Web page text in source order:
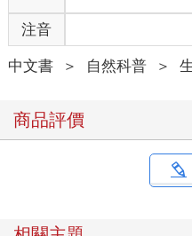
的食物來源，主要是人類和其
以及我們鞋底的髒污，或者從
這個龐大的微生物王國。
從這個角度看來，將自己的
體，它們以此為家，是我們健
「向你們的共生體（
Gordon）在一篇學術論文中
道菌群請命是一個獨特且大膽
也該是時候喊出：「尊重你們
注音
中文書 ＞ 自然科普 ＞
商品評價